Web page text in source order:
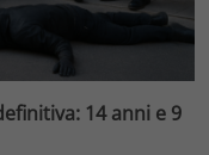
14 anni e 9